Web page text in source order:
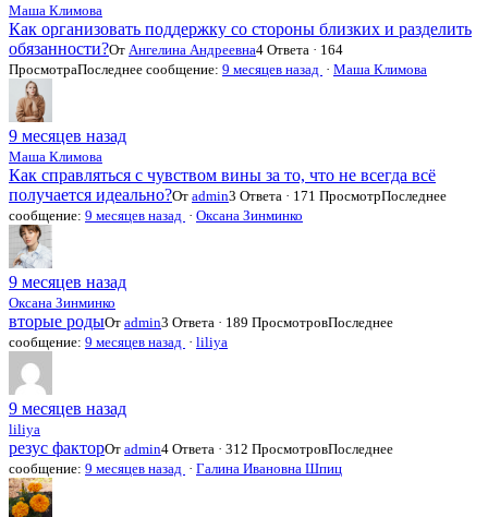
Маша Климова
Как организовать поддержку со стороны близких и разделить
обязанности?От Ангелина Андреевна4 Ответа · 164
ПросмотраПоследнее сообщение: 9 месяцев назад · Маша Климова
9 месяцев назад
Маша Климова
Как справляться с чувством вины за то, что не всегда всё
получается идеально?От admin3 Ответа · 171 ПросмотрПоследнее
сообщение: 9 месяцев назад · Оксана Зинминко
9 месяцев назад
Оксана Зинминко
вторые родыОт admin3 Ответа · 189 ПросмотровПоследнее
сообщение: 9 месяцев назад · liliya
9 месяцев назад
liliya
резус факторОт admin4 Ответа · 312 ПросмотровПоследнее
сообщение: 9 месяцев назад · Галина Ивановна Шпиц